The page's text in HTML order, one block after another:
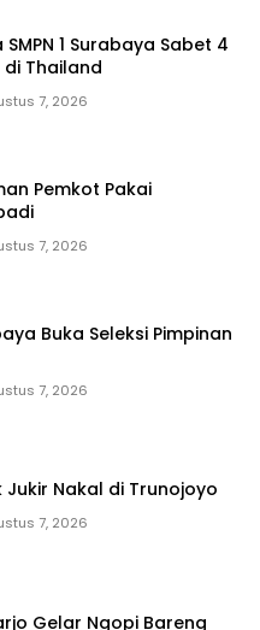
1 Surabaya Sabet 4
Thailand
7, 2026
Pemkot Pakai
7, 2026
Buka Seleksi Pimpinan
7, 2026
Jukir Nakal di Trunojoyo
7, 2026
Gelar Ngopi Bareng